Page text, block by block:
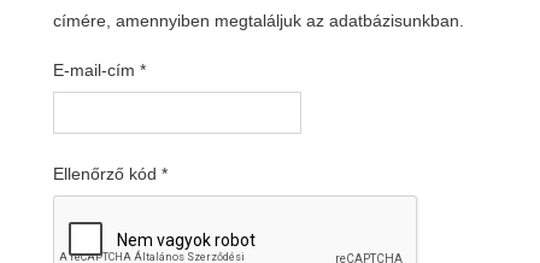
címére, amennyiben megtaláljuk az adatbázisunkban.
E-mail-cím *
Ellenőrző kód *